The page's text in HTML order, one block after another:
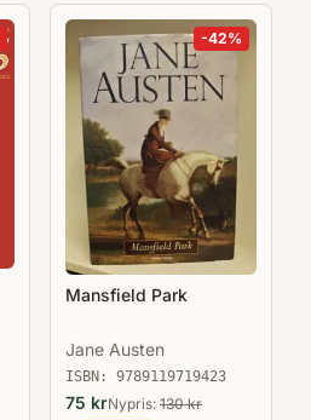
-42%
Mansfield Park
Jane Austen
ISBN: 9789119719423
75 krNypris: 130kr